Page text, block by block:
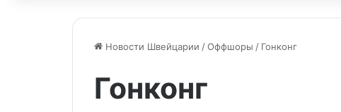
Новости Швейцарии /Оффшоры / Гонконг
Гонконг